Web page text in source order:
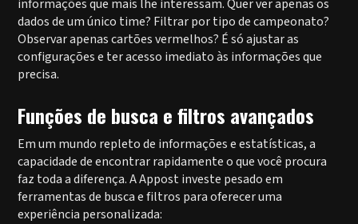
informações que mais lhe interessam. Quer ver apenas os
dados de um único time? Filtrar por tipo de campeonato?
Observar apenas cartões vermelhos? É só ajustar as
configurações e ter acesso imediato às informações que
precisa.
Funções de busca e filtros avançados
Em um mundo repleto de informações e estatísticas, a
capacidade de encontrar rapidamente o que você procura
faz toda a diferença. A Appost investe pesado em
ferramentas de busca e filtros para oferecer uma
experiência personalizada: